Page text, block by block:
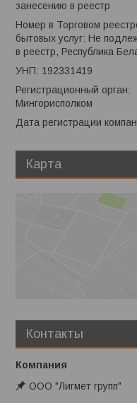
занесению в реестр
Номер в Торговом
бытовых услуг: Не
в реестр, Республика
УНП: 192331419
Регистрационный орган:
Мингорисполком
Дата регистрации
Карта
Контакты
ООО "Лигмет групп"